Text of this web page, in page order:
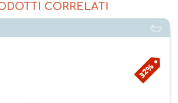
CORRELATI
32%